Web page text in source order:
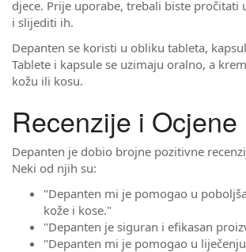
djece. Prije uporabe, trebali biste pročitati
i slijediti ih.
Depanten se koristi u obliku tableta,
Tablete i kapsule se uzimaju oralno, a
kožu ili kosu.
Recenzije i Ocjene
Depanten je dobio brojne pozitivne
Neki od njih su:
"Depanten mi je pomogao u
kože i kose."
"Depanten je siguran i efikasan
"Depanten mi je pomogao u